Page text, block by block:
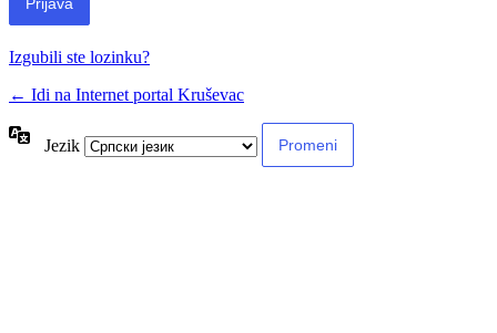
Izgubili ste lozinku?
← Idi na Internet portal Kruševac
Jezik